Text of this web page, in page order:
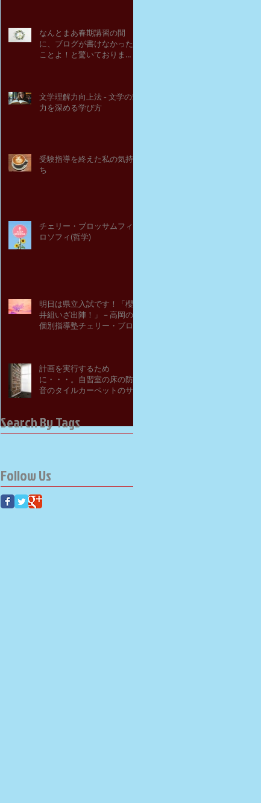
なんとまあ春期講習の間
に、ブログが書けなかった
ことよ！と驚いておりま
文学理解力向上法 - 文学の魅
力を深める学び方
受験指導を終えた私の気持
ち
チェリー・ブロッサムフィ
ロソフィ(哲学)
明日は県立入試です！「櫻
井組いざ出陣！」－高岡の
個別指導塾チェリー・ブロ
計画を実行するため
に・・・。自習室の床の防
音のタイルカーペットのサ
塾チェリー・ブロッサム
Search By Tags
Follow Us